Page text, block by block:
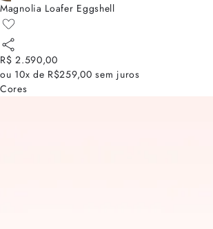
Magnolia Loafer Eggshell
R$ 2.590,00
ou 10x de R$259,00 sem juros
Cores